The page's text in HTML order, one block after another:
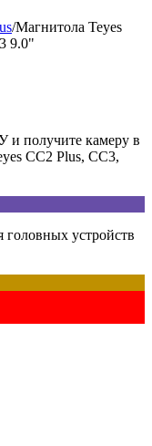
/Магнитола Teyes
9.0"
получите камеру в
CC2 Plus, CC3,
устройств